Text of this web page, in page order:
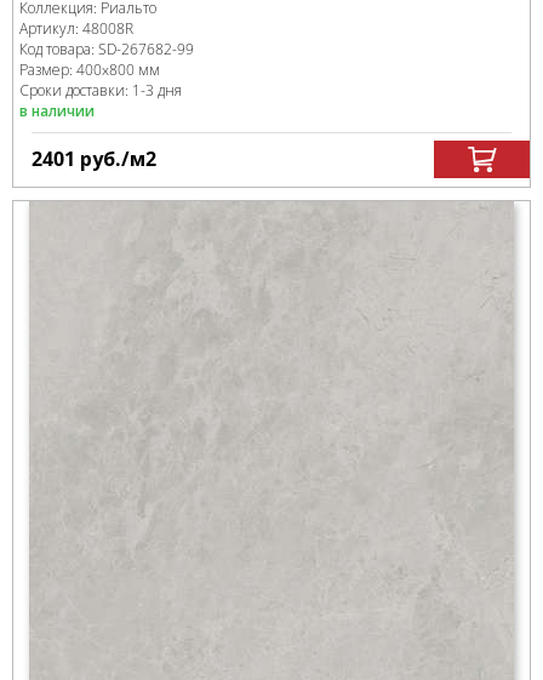
Коллекция: Риальто
Артикул: 48008R
Код товара: SD-267682-99
Размер: 400x800 мм
Сроки доставки: 1-3 дня
в наличии
2401 руб./м2